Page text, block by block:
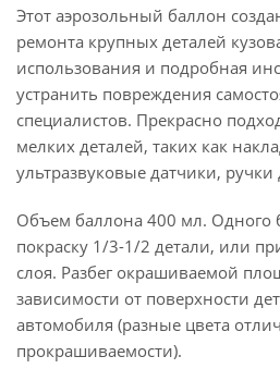
Этот аэрозольный баллон
ремонта крупных деталей
использования и подробная
устранить повреждения
специалистов. Прекрасно
мелких деталей, таких как
ультразвуковые датчики, ручки
Объем баллона 400 мл. Одного
покраску 1/3-1/2 детали, или
слоя. Разбег окрашиваемой
зависимости от поверхности
автомобиля (разные цвета
прокрашиваемости).